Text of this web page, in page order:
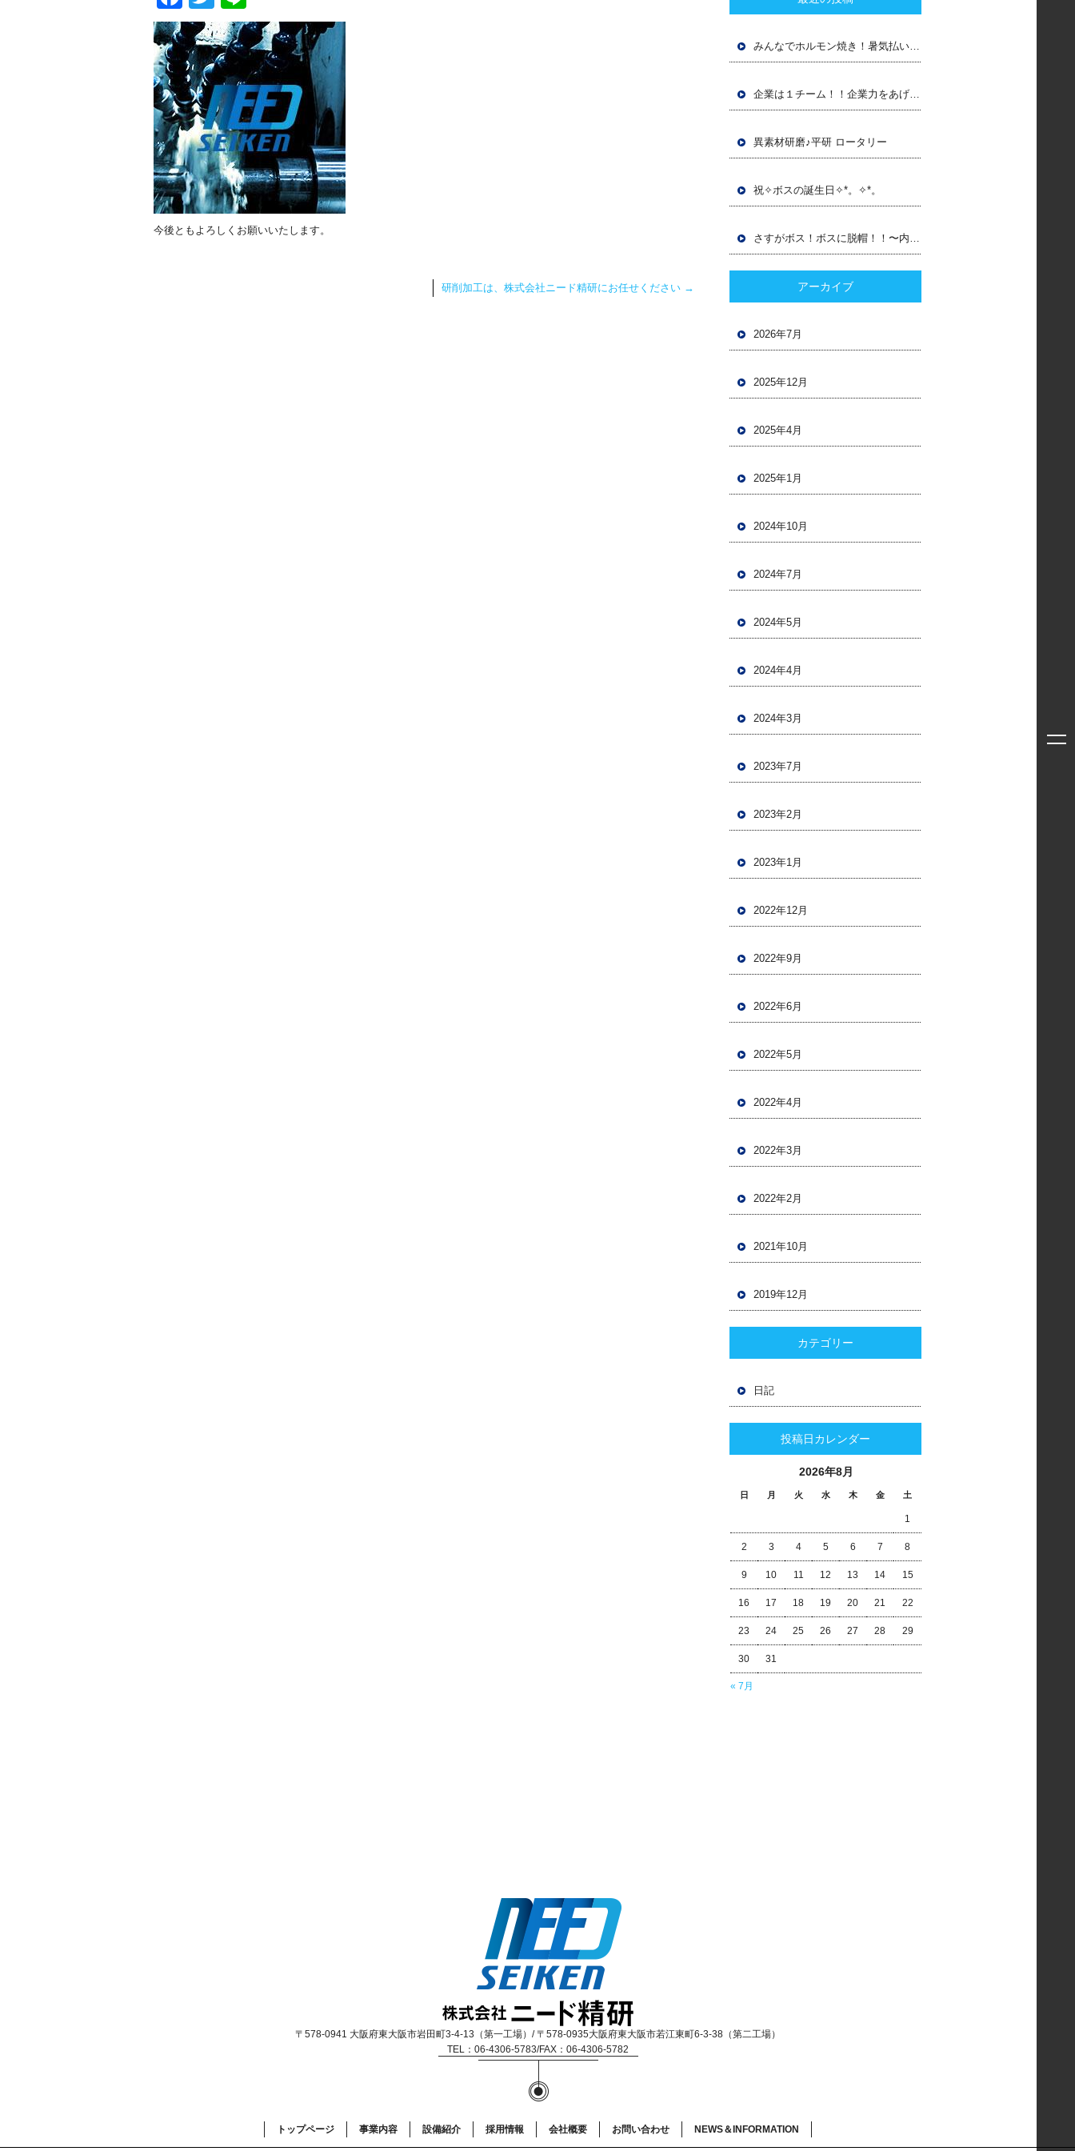
今後ともよろしくお願いいたします。
研削加工は、株式会社ニード精研にお任せください →
みんなでホルモン焼き！暑気払いしてきました♪
企業は１チーム！！企業力をあげるぞ！！
異素材研磨♪平研 ロータリー
祝✧ボスの誕生日✧*。✧*。
さすがボス！ボスに脱帽！！〜内研〜
アーカイブ
2026年7月
2025年12月
2025年4月
2025年1月
2024年10月
2024年7月
2024年5月
2024年4月
2024年3月
2023年7月
2023年2月
2023年1月
2022年12月
2022年9月
2022年6月
2022年5月
2022年4月
2022年3月
2022年2月
2021年10月
2019年12月
カテゴリー
日記
投稿日カレンダー
2026年8月
日 月 火 水 木 金 土
« 7月
1
2 3 4 5 6 7 8
9 10 11 12 13 14 15
16 17 18 19 20 21 22
23 24 25 26 27 28 29
30 31
トップページ 事業内容 設備紹介 採用情報 会社概要 お問い合わせ NEWS＆INFORMATION
〒578-0941 大阪府東大阪市岩田町3-4-13（第一工場）/ 〒578-0935大阪府東大阪市若江東町6-3-38（第二工場）
TEL：06-4306-5783/FAX：06-4306-5782